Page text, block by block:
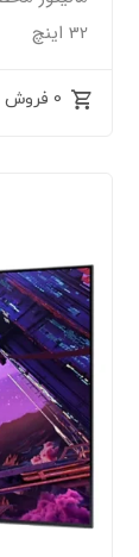
32 اینچ
0 فروش